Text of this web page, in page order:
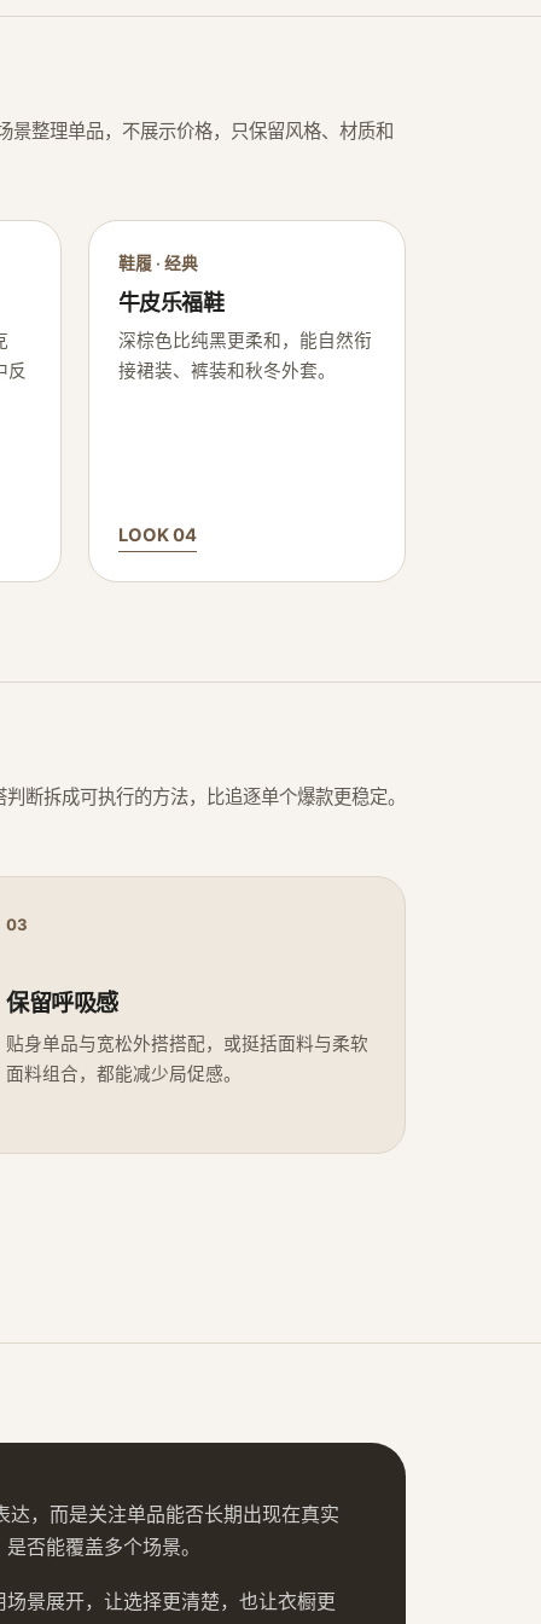
景整理单品，不展示价格，只保留风格、材质和
反
鞋履 · 经典
牛皮乐福鞋
深棕色比纯黑更柔和，能自然衔
接裙装、裤装和秋冬外套。
LOOK 04
判断拆成可执行的方法，比追逐单个爆款更稳定。
03
保留呼吸感
贴身单品与宽松外搭搭配，或挺括面料与柔软
面料组合，都能减少局促感。
，而是关注单品能否长期出现在真实
否能覆盖多个场景。
景展开，让选择更清楚，也让衣橱更